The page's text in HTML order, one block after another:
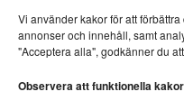
Vi använder kakor för att
annonser och innehåll, samt
"Acceptera alla", godkänner du
Observera att funktionella
SE ÄVEN
kärlek